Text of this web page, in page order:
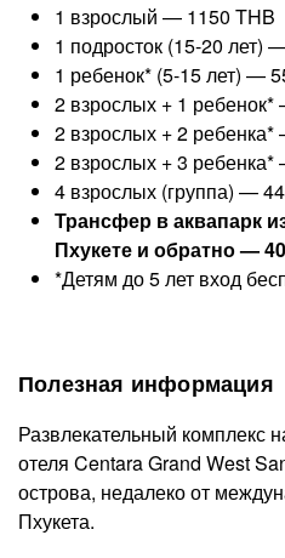
1 взрослый — 1150 THB
1 подросток (15-20 лет)
1 ребенок* (5-15 лет) —
2 взрослых + 1
2 взрослых + 2
2 взрослых + 3
4 взрослых (группа) —
Трансфер в аквапарк
Пхукете и обратно —
*Детям до 5 лет вход
Полезная информация
Развлекательный комплекс
отеля Centara Grand West
острова, недалеко от
Пхукета.